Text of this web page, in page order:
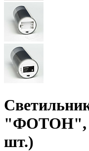
"ФОТОН",
шт.)